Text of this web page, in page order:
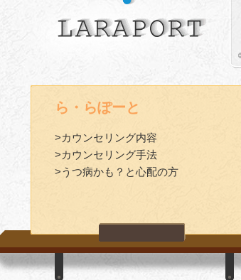
ら・らぽーと
>カウンセリング内容
>カウンセリング手法
>うつ病かも？と心配の方